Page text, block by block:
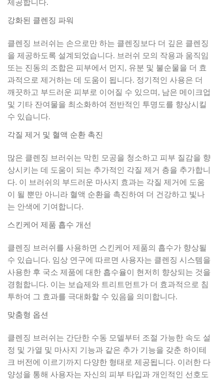
제공합니다.
강화된 클렌징 파워
클렌징 브러쉬는 손으로만 하는 클렌징보다 더 깊은 클렌징
을 제공하도록 설계되었습니다. 브러쉬 모의 작용과 움직임
또는 진동의 조합은 피부에서 먼지, 유분 및 불순물을 더 효
과적으로 제거하는 데 도움이 됩니다. 정기적인 사용은 더
깨끗하고 부드러운 피부로 이어질 수 있으며, 남은 메이크업
및 기타 잔여물을 최소화하여 전반적인 투명도를 향상시킬
수 있습니다.
각질 제거 및 혈액 순환 촉진
많은 클렌징 브러쉬는 막힌 모공을 청소하고 피부 질감을 향
상시키는 데 도움이 되는 추가적인 각질 제거 층을 추가합니
다. 이 브러쉬의 부드러운 마사지 효과는 각질 제거에 도움
이 될 뿐만 아니라 혈액 순환을 촉진하여 더 건강하고 빛나
는 안색에 기여합니다.
스킨케어 제품 흡수 개선
클렌징 브러쉬를 사용하면 스킨케어 제품의 흡수가 향상될
수 있습니다. 임상 연구에 따르면 사용자는 클렌징 시스템을
사용한 후 국소 제품에 대한 흡수율이 현저히 향상되는 것을
경험합니다. 이는 보습제와 트리트먼트가 더 효과적으로 침
투하여 그 효과를 극대화할 수 있음을 의미합니다.
맞춤형 옵션
클렌징 브러쉬는 간단한 수동 모델부터 조절 가능한 속도 설
정 및 가열 및 마사지 기능과 같은 추가 기능을 갖춘 하이테
크 버전에 이르기까지 다양한 형태로 제공됩니다. 이러한 다
양성을 통해 사용자는 자신의 피부 타입과 개인적인 선호도